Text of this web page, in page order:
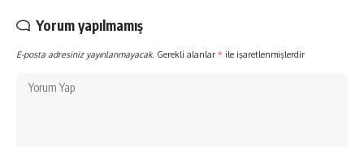
Yorum yapılmamış
E-posta adresiniz yayınlanmayacak. Gerekli alanlar * ile işaretlenmişlerdir